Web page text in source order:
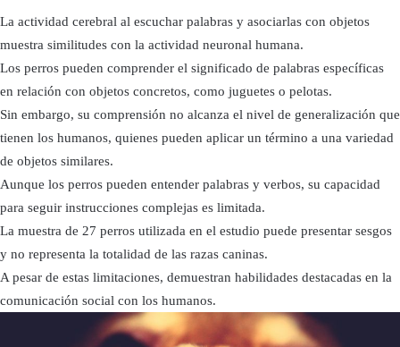
La actividad cerebral al escuchar palabras y asociarlas con objetos
muestra similitudes con la actividad neuronal humana.
Los perros pueden comprender el significado de palabras específicas
en relación con objetos concretos, como juguetes o pelotas.
Sin embargo, su comprensión no alcanza el nivel de generalización que
tienen los humanos, quienes pueden aplicar un término a una variedad
de objetos similares.
Aunque los perros pueden entender palabras y verbos, su capacidad
para seguir instrucciones complejas es limitada.
La muestra de 27 perros utilizada en el estudio puede presentar sesgos
y no representa la totalidad de las razas caninas.
A pesar de estas limitaciones, demuestran habilidades destacadas en la
comunicación social con los humanos.